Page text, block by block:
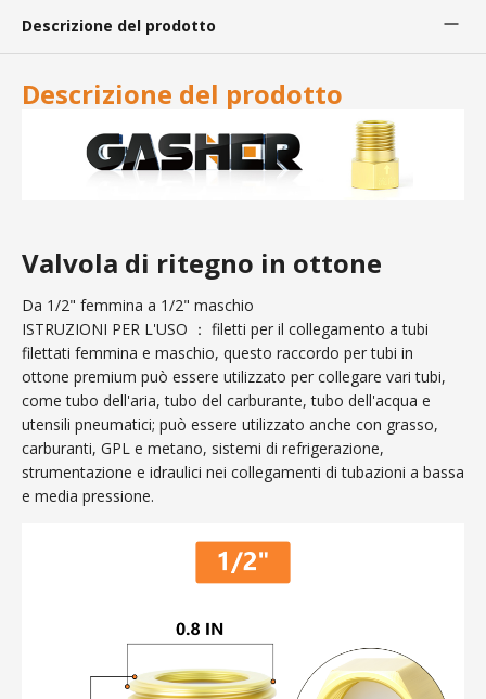
Descrizione del prodotto
Descrizione del prodotto
Valvola di ritegno in ottone
Da 1/2" femmina a 1/2" maschio
ISTRUZIONI PER L'USO ： filetti per il collegamento a tubi
filettati femmina e maschio, questo raccordo per tubi in
ottone premium può essere utilizzato per collegare vari tubi,
come tubo dell'aria, tubo del carburante, tubo dell'acqua e
utensili pneumatici; può essere utilizzato anche con grasso,
carburanti, GPL e metano, sistemi di refrigerazione,
strumentazione e idraulici nei collegamenti di tubazioni a bassa
e media pressione.